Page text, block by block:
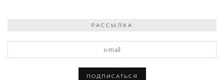
РАССЫЛКА